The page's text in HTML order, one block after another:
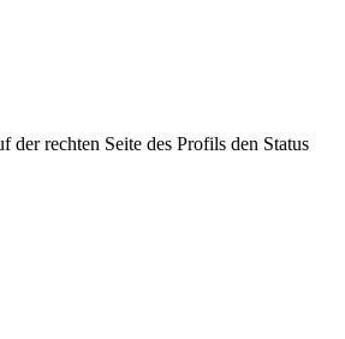
rechten Seite des Profils den Status